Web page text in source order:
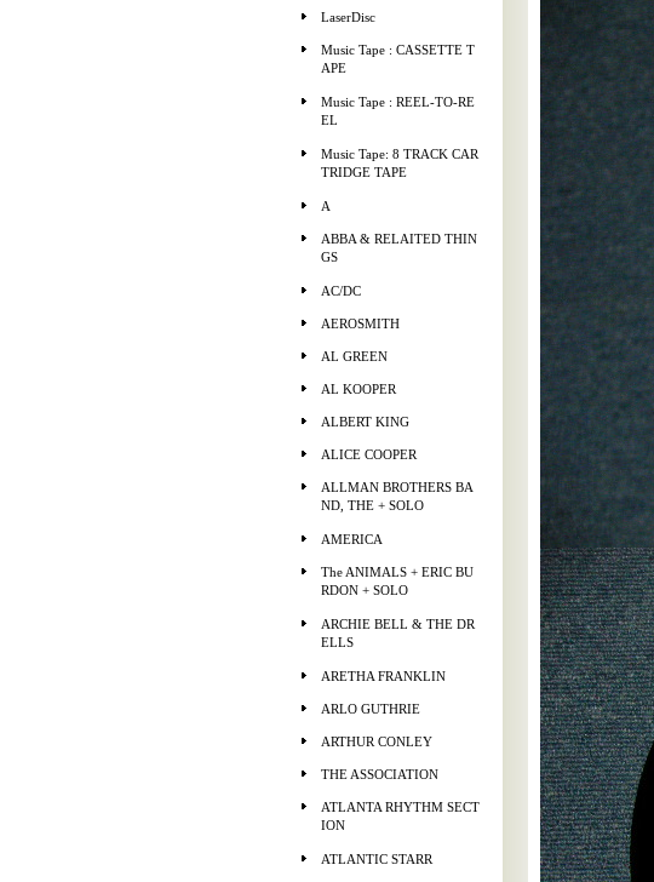
LaserDisc
Music Tape : CASSETTE T
APE
Music Tape : REEL-TO-RE
EL
Music Tape: 8 TRACK CAR
TRIDGE TAPE
A
ABBA & RELAITED THIN
GS
AC/DC
AEROSMITH
AL GREEN
AL KOOPER
ALBERT KING
ALICE COOPER
ALLMAN BROTHERS BA
ND, THE + SOLO
AMERICA
The ANIMALS + ERIC BU
RDON + SOLO
ARCHIE BELL & THE DR
ELLS
ARETHA FRANKLIN
ARLO GUTHRIE
ARTHUR CONLEY
THE ASSOCIATION
ATLANTA RHYTHM SECT
ION
ATLANTIC STARR